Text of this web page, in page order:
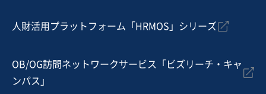
人財活用プラットフォーム「HRMOS」シリーズ
OB/OG訪問ネットワークサービス「ビズリーチ・キャ
ンパス」